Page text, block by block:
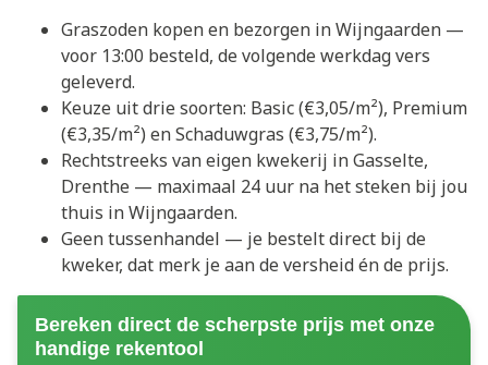
Graszoden kopen en bezorgen in Wijngaarden —
voor 13:00 besteld, de volgende werkdag vers
geleverd.
Keuze uit drie soorten: Basic (€3,05/m²), Premium
(€3,35/m²) en Schaduwgras (€3,75/m²).
Rechtstreeks van eigen kwekerij in Gasselte,
Drenthe — maximaal 24 uur na het steken bij jou
thuis in Wijngaarden.
Geen tussenhandel — je bestelt direct bij de
kweker, dat merk je aan de versheid én de prijs.
Bereken direct de scherpste prijs met onze
handige rekentool